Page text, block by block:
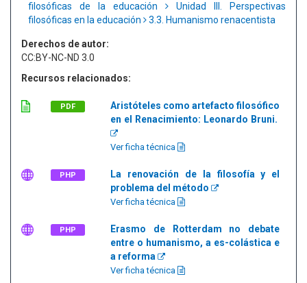
filosóficas de la educación
Unidad III. Perspectivas
filosóficas en la educación
3.3. Humanismo renacentista
Derechos de autor:
CC:BY-NC-ND 3.0
Recursos relacionados:
PDF
Aristóteles como artefacto filosófico
en el Renacimiento: Leonardo Bruni.
Ver ficha técnica
PHP
La renovación de la filosofía y el
problema del método
Ver ficha técnica
PHP
Erasmo de Rotterdam no debate
entre o humanismo, a es-colástica e
a reforma
Ver ficha técnica